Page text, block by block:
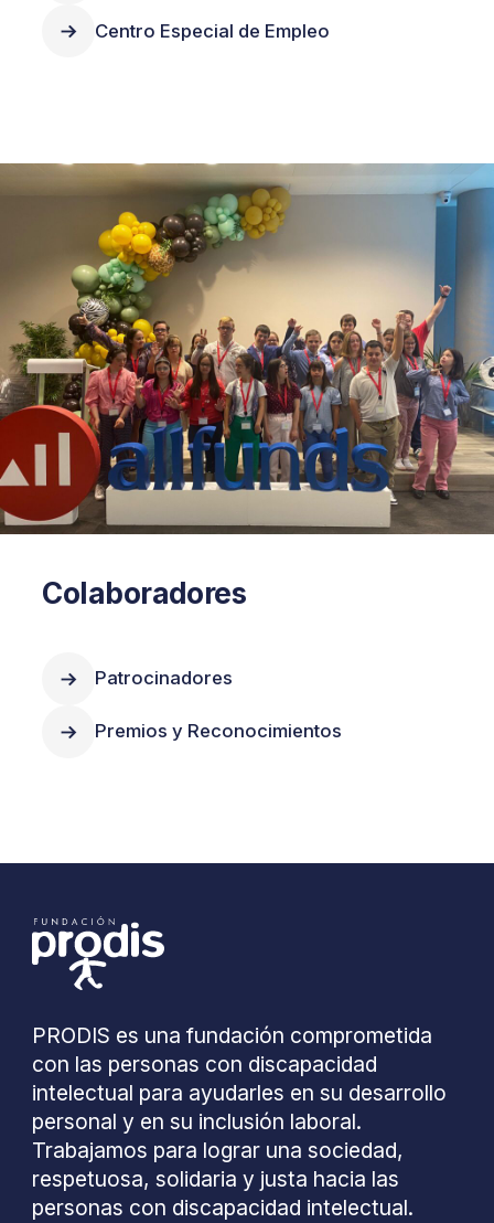
Centro Especial de Empleo
Colaboradores
Patrocinadores
Premios y Reconocimientos
PRODIS es una fundación comprometida
con las personas con discapacidad
intelectual para ayudarles en su desarrollo
personal y en su inclusión laboral.
Trabajamos para lograr una sociedad,
respetuosa, solidaria y justa hacia las
personas con discapacidad intelectual.